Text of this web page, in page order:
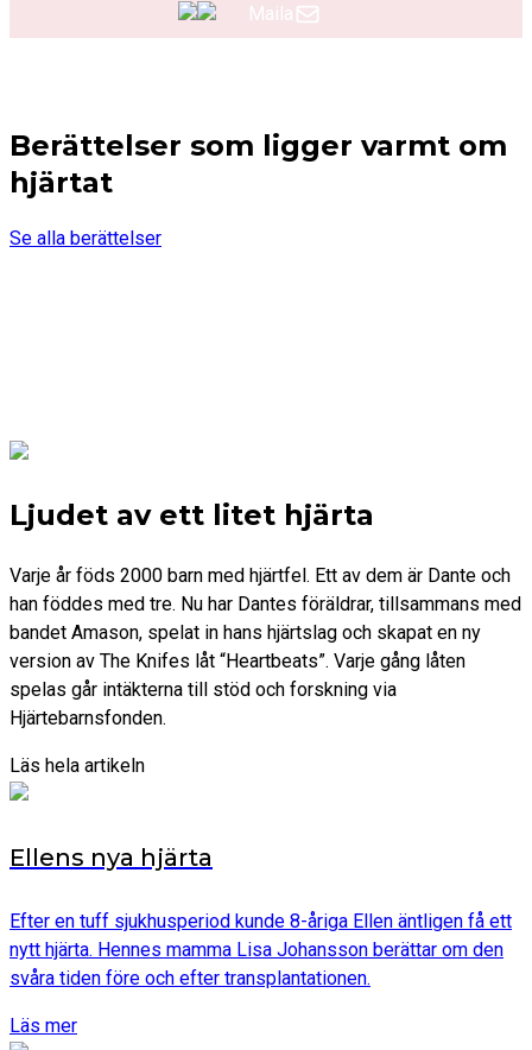
Maila
Berättelser som ligger varmt om
hjärtat
Se alla berättelser
Ljudet av ett litet hjärta
Varje år föds 2000 barn med hjärtfel. Ett av dem är Dante och
han föddes med tre. Nu har Dantes föräldrar, tillsammans med
bandet Amason, spelat in hans hjärtslag och skapat en ny
version av The Knifes låt “Heartbeats”. Varje gång låten
spelas går intäkterna till stöd och forskning via
Hjärtebarnsfonden.
Läs hela artikeln
Ellens nya hjärta
Efter en tuff sjukhusperiod kunde 8-åriga Ellen äntligen få ett
nytt hjärta. Hennes mamma Lisa Johansson berättar om den
svåra tiden före och efter transplantationen.
Läs mer